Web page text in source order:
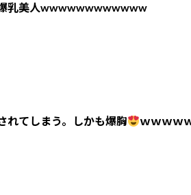
爆乳美人wwwwwwwwwwww
れてしまう。しかも爆胸 ｗｗｗｗ